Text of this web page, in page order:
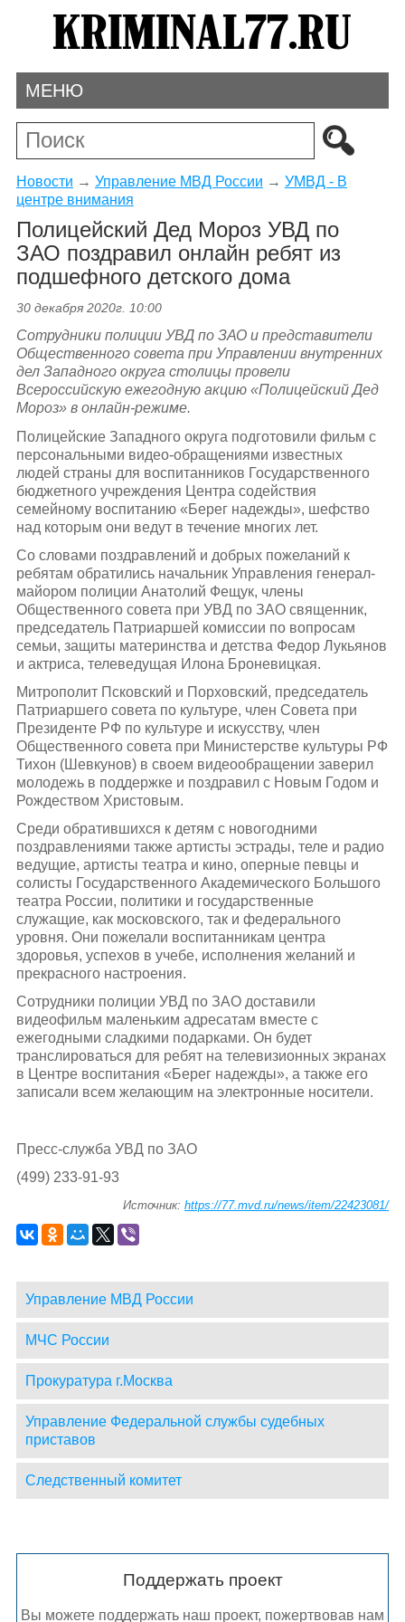
МЕНЮ
Новости → Управление МВД России → УМВД - В
центре внимания
Полицейский Дед Мороз УВД по
ЗАО поздравил онлайн ребят из
подшефного детского дома
30 декабря 2020г. 10:00
Сотрудники полиции УВД по ЗАО и представители
Общественного совета при Управлении внутренних
дел Западного округа столицы провели
Всероссийскую ежегодную акцию «Полицейский Дед
Мороз» в онлайн-режиме.
Полицейские Западного округа подготовили фильм с
персональными видео-обращениями известных
людей страны для воспитанников Государственного
бюджетного учреждения Центра содействия
семейному воспитанию «Берег надежды», шефство
над которым они ведут в течение многих лет.
Со словами поздравлений и добрых пожеланий к
ребятам обратились начальник Управления генерал-
майором полиции Анатолий Фещук, члены
Общественного совета при УВД по ЗАО священник,
председатель Патриаршей комиссии по вопросам
семьи, защиты материнства и детства Федор Лукьянов
и актриса, телеведущая Илона Броневицкая.
Митрополит Псковский и Порховский, председатель
Патриаршего совета по культуре, член Совета при
Президенте РФ по культуре и искусству, член
Общественного совета при Министерстве культуры РФ
Тихон (Шевкунов) в своем видеообращении заверил
молодежь в поддержке и поздравил с Новым Годом и
Рождеством Христовым.
Среди обратившихся к детям с новогодними
поздравлениями также артисты эстрады, теле и радио
ведущие, артисты театра и кино, оперные певцы и
солисты Государственного Академического Большого
театра России, политики и государственные
служащие, как московского, так и федерального
уровня. Они пожелали воспитанникам центра
здоровья, успехов в учебе, исполнения желаний и
прекрасного настроения.
Сотрудники полиции УВД по ЗАО доставили
видеофильм маленьким адресатам вместе с
ежегодными сладкими подарками. Он будет
транслироваться для ребят на телевизионных экранах
в Центре воспитания «Берег надежды», а также его
записали всем желающим на электронные носители.
Пресс-служба УВД по ЗАО
(499) 233-91-93
Источник:https://77.mvd.ru/news/item/22423081/
Управление МВД России
МЧС России
Прокуратура г.Москва
Управление Федеральной службы судебных
приставов
Следственный комитет
Поддержать проект
Вы можете поддержать наш проект, пожертвовав нам